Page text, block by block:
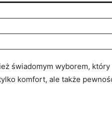
świadomym wyborem,
komfort, ale także